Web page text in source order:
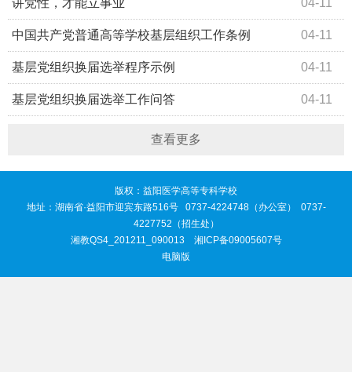
04-11
讲党性，才能立事业
04-11
中国共产党普通高等学校基层组织工作条例
04-11
基层党组织换届选举程序示例
04-11
基层党组织换届选举工作问答
查看更多
版权：益阳医学高等专科学校
地址：湖南省·益阳市迎宾东路516号 0737-4224748（办公室） 0737-
4227752（招生处）
湘教QS4_201211_090013 湘ICP备09005607号
电脑版